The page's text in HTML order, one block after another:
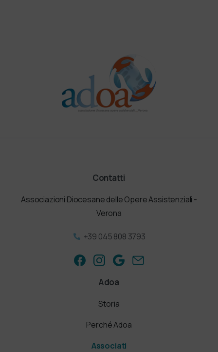
Contatti
Associazioni Diocesane delle Opere Assistenziali -
Verona
+39 045 808 3793
Adoa
Storia
Perché Adoa
Associati